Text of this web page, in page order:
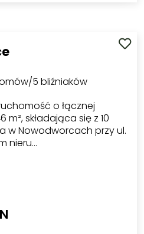
5 bliźniaków
o łącznej
składająca się z 10
w Nowodworcach przy ul.
nieru…